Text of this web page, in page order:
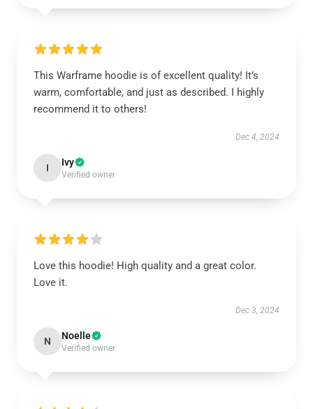
This Warframe hoodie is of excellent quality! It’s
warm, comfortable, and just as described. I highly
recommend it to others!
Dec 4, 2024
I Ivy
Verified owner
Love this hoodie! High quality and a great color.
Love it.
Dec 3, 2024
N Noelle
Verified owner